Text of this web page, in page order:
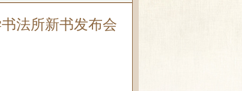
法所新书发布会